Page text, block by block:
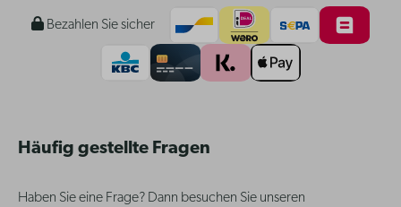
Bezahlen Sie sicher
Häufig gestellte Fragen
Haben Sie eine Frage? Dann besuchen Sie unseren